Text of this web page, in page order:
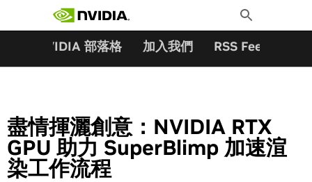
Toggle
Search
NVIDIA 部落格 加入我們 RSS Feeds
盡情揮灑創意：NVIDIA RTX
GPU 助力 SuperBlimp 加速渲
染工作流程